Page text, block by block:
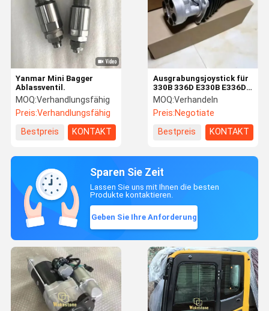
Yanmar Mini Bagger
Ablassventil.
MOQ:Verhandlungsfähig
Preis:Verhandlungsfähig
Bestpreis
KONTAKT
Ausgrabungsjoystick für
330B 336D E330B E336D
Hydraulische Steuerung
Links & Rechts
MOQ:Verhandeln
Preis:Negotiate
Bestpreis
KONTAKT
Sparen Sie Zeit
Lassen Sie uns mit Ihnen die besten
Produkte kontaktieren.
Geben Sie Ihre Anforderung